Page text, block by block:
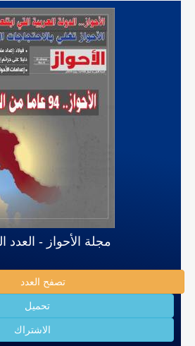
مجلة الأحواز -
تصفح العدد
تحميل
الاشتراك